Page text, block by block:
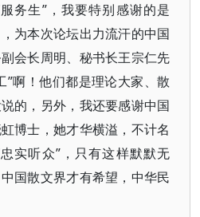
务生”，我要特别感谢的是
为本次论坛出力流汗的中国
会长周明、秘书长王宗仁先
”啊！他们都是理论大家、散
的，另外，我还要感谢中国
博士，她才华横溢，不计名
实听众”，只有这样默默无
国散文界才有希望，中华民